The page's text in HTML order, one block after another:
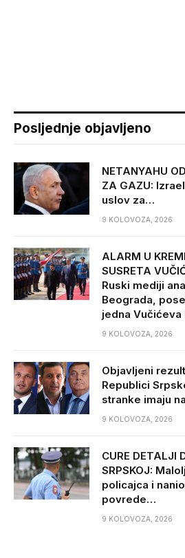
Posljednje objavljeno
NETANYAHU
ZA GAZU:
uslov za…
9 KOLOVOZA, 2026
ALARM U
SUSRETA
Ruski mediji
Beograda,
jedna Vučićeva
9 KOLOVOZA, 2026
Objavljeni
Republici
stranke imaju
9 KOLOVOZA, 2026
CURE DETALJI
SRPSKOJ:
policajca i
povrede…
9 KOLOVOZA, 2026